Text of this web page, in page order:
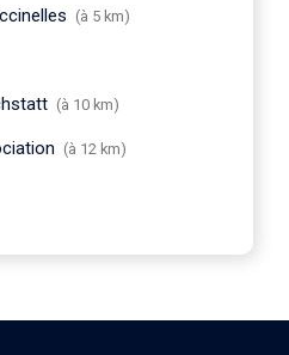
(à 5 km)
(à 10 km)
(à 12 km)